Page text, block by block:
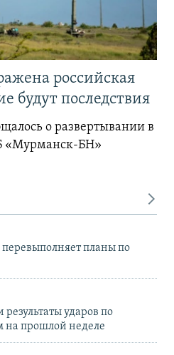
российская
будут последствия
о развертывании в
«Мурманск-БН»
планы по
ударов по
на прошлой неделе